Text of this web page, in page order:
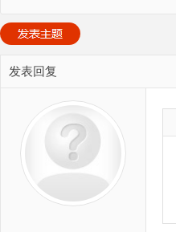
发表回复